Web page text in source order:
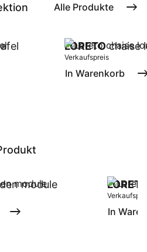
Alle Produkte
LORETOchaise
Verkaufspreis
In Warenkorb
module
In